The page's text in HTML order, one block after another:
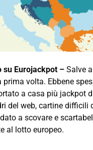
su Eurojackpot – Salve
volta. Ebbene
a casa più jackpot
del web, cartine difficili
a scovare e
al lotto europeo.